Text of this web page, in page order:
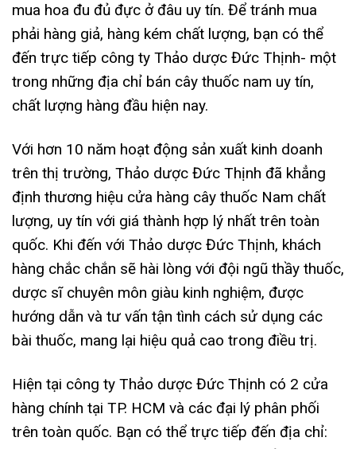
mua hoa đu đủ đực ở đâu uy tín. Để tránh mua
phải hàng giả, hàng kém chất lượng, bạn có thể
đến trực tiếp công ty Thảo dược Đức Thịnh- một
trong những địa chỉ bán cây thuốc nam uy tín,
chất lượng hàng đầu hiện nay.
Với hơn 10 năm hoạt động sản xuất kinh doanh
trên thị trường, Thảo dược Đức Thịnh đã khẳng
định thương hiệu cửa hàng cây thuốc Nam chất
lượng, uy tín với giá thành hợp lý nhất trên toàn
quốc. Khi đến với Thảo dược Đức Thịnh, khách
hàng chắc chắn sẽ hài lòng với đội ngũ thầy thuốc,
dược sĩ chuyên môn giàu kinh nghiệm, được
hướng dẫn và tư vấn tận tình cách sử dụng các
bài thuốc, mang lại hiệu quả cao trong điều trị.
Hiện tại công ty Thảo dược Đức Thịnh có 2 cửa
hàng chính tại TP. HCM và các đại lý phân phối
trên toàn quốc. Bạn có thể trực tiếp đến địa chỉ: